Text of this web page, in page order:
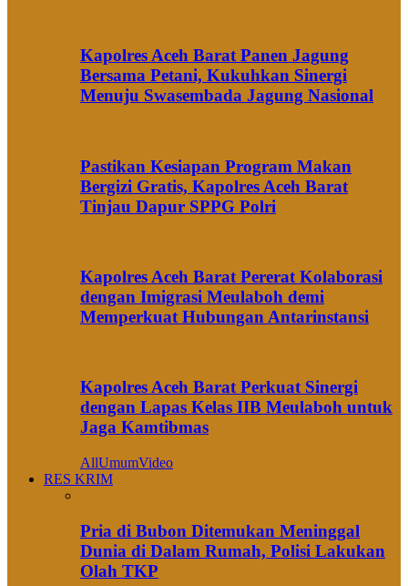
Kapolres Aceh Barat Panen Jagung
Bersama Petani, Kukuhkan Sinergi
Menuju Swasembada Jagung Nasional
Pastikan Kesiapan Program Makan
Bergizi Gratis, Kapolres Aceh Barat
Tinjau Dapur SPPG Polri
Kapolres Aceh Barat Pererat Kolaborasi
dengan Imigrasi Meulaboh demi
Memperkuat Hubungan Antarinstansi
Kapolres Aceh Barat Perkuat Sinergi
dengan Lapas Kelas IIB Meulaboh untuk
Jaga Kamtibmas
AllUmumVideo
RES KRIM
Pria di Bubon Ditemukan Meninggal
Dunia di Dalam Rumah, Polisi Lakukan
Olah TKP